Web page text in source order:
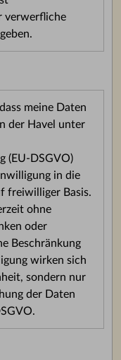
verwerfliche
meine Daten
der Havel unter
(EU-DSGVO)
in die
freiwilliger Basis.
ohne
oder
Beschränkung
wirken sich
sondern nur
der Daten